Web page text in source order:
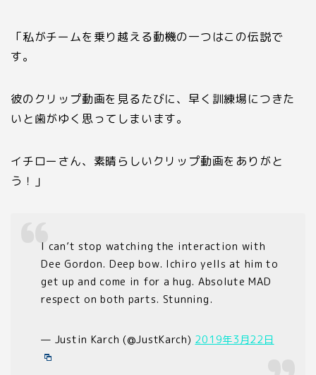
「私がチームを乗り越える動機の一つはこの伝説で
す。
彼のクリップ動画を見るたびに、早く訓練場につきた
いと歯がゆく思ってしまいます。
イチローさん、素晴らしいクリップ動画をありがと
う！」
I can’t stop watching the interaction with
Dee Gordon. Deep bow. Ichiro yells at him to
get up and come in for a hug. Absolute MAD
respect on both parts. Stunning.
— Justin Karch (@JustKarch) 2019年3月22日